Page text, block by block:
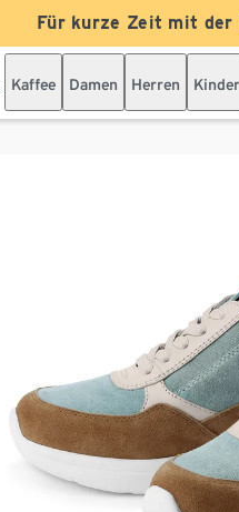
Für kurze Zeit mit der
Kaffee Damen Herren Kinder